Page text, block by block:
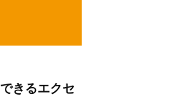
きるエクセ